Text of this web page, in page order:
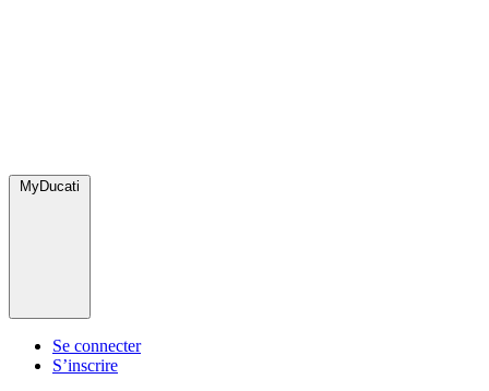
MyDucati
Se connecter
S’inscrire